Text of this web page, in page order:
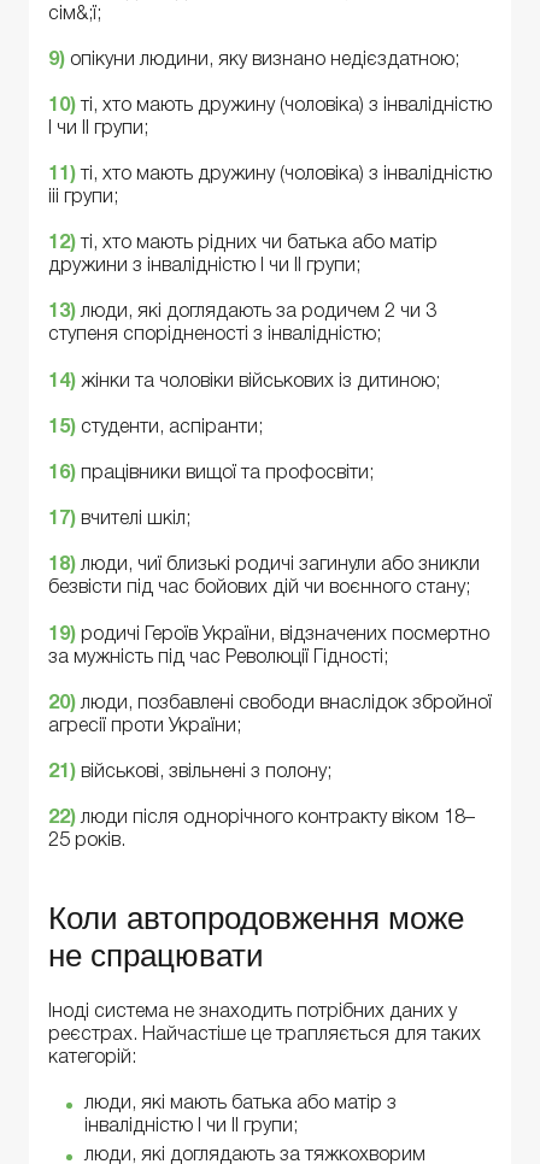
сім&;ї;
9) опікуни людини, яку визнано недієздатною;
1 0) ті, хто мають дружину (чоловіка) з інвалідністю
I чи II групи;
1 1 ) ті, хто мають дружину (чоловіка) з інвалідністю
iii групи;
1 2) ті, хто мають рідних чи батька або матір
дружини з інвалідністю I чи II групи;
1 3) люди, які доглядають за родичем 2 чи 3
ступеня спорідненості з інвалідністю;
1 4) жінки та чоловіки військових із дитиною;
1 5) студенти, аспіранти;
1 6) працівники вищої та профосвіти;
1 7) вчителі шкіл;
1 8) люди, чиї близькі родичі загинули або зникли
безвісти під час бойових дій чи воєнного стану;
1 9) родичі Героїв України, відзначених посмертно
за мужність під час Революції Гідності;
20) люди, позбавлені свободи внаслідок збройної
агресії проти України;
21) військові, звільнені з полону;
22) люди після однорічного контракту віком 18–
25 років.
Коли автопродовження може
не спрацювати
Іноді система не знаходить потрібних даних у
реєстрах. Найчастіше це трапляється для таких
категорій:
люди, які мають батька або матір з
інвалідністю I чи II групи;
люди, які доглядають за тяжкохворим